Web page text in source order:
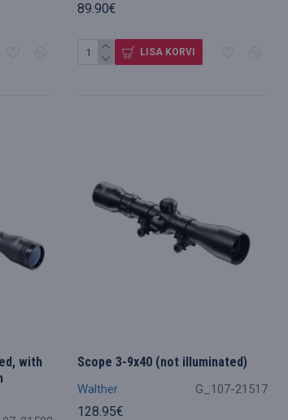
89.90€
LISA KORVI
with
Walther G_107-21517
Scope 3-9x40 (not illuminated)
128.95€